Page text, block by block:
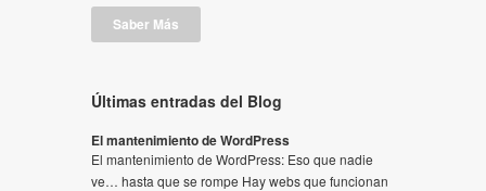
Saber Más
Últimas entradas del Blog
El mantenimiento de WordPress
El mantenimiento de WordPress: Eso que nadie
ve… hasta que se rompe Hay webs que funcionan